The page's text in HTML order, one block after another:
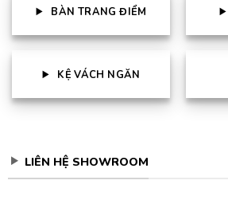
BÀN TRANG ĐIỂM
KỆ VÁCH NGĂN
LIÊN HỆ SHOWROOM